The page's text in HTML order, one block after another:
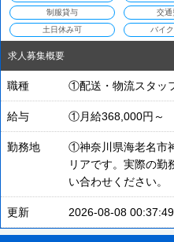
制服貸与 交通
土日休み可 バイ
求人募集概要
職種 ①配送・物流スタッ
給与 ①月給368,000円～
勤務地
①神奈川県海老名市
リアです。実際の勤
い合わせください。
更新 2026-08-08 00:37:49